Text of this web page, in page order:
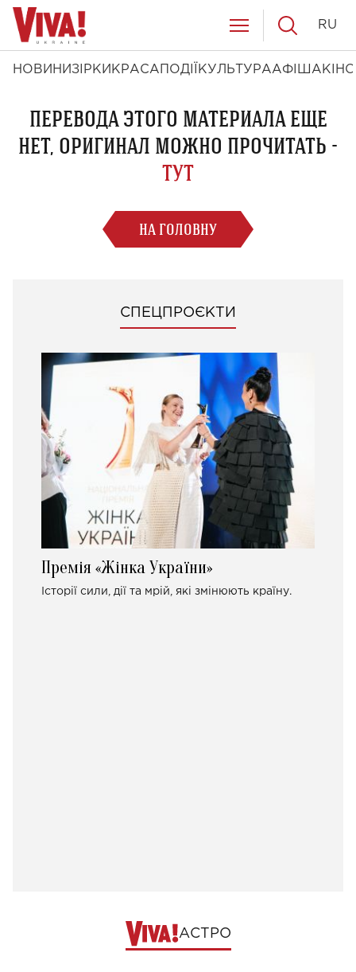
НОВИНИ ЗІРКИ КРАСА ПОДІЇ КУЛЬТУРААФІША КІНО
RU
ПЕРЕВОДА ЭТОГО МАТЕРИАЛА ЕЩЕ
НЕТ, ОРИГИНАЛ МОЖНО ПРОЧИТАТЬ -
ТУТ
НА ГОЛОВНУ
СПЕЦПРОЄКТИ
Премія «Жінка України»
Історії сили, дії та мрій, які змінюють країну.
АСТРО